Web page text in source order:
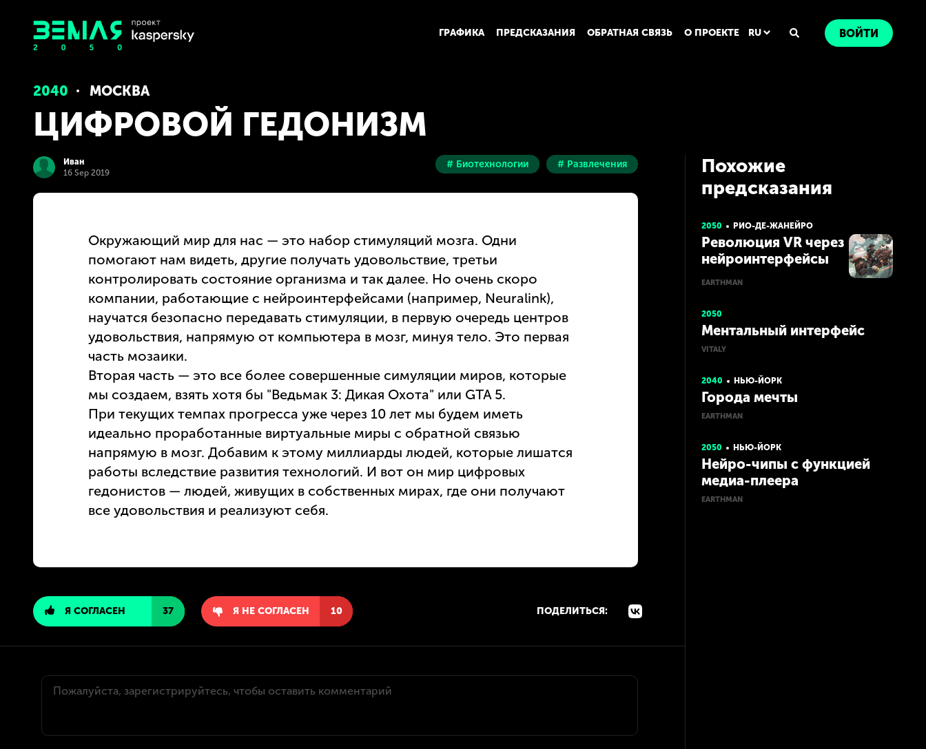
ГРАФИКА ПРЕДСКАЗАНИЯ ОБРАТНАЯ СВЯЗЬ О ПРОЕКТЕ RU ВОЙТИ
2040 МОСКВА
ЦИФРОВОЙ ГЕДОНИЗМ
Иван
16 Sep 2019
# Биотехнологии # Развлечения
Окружающий мир для нас — это набор стимуляций мозга. Одни
помогают нам видеть, другие получать удовольствие, третьи
контролировать состояние организма и так далее. Но очень скоро
компании, работающие с нейроинтерфейсами (например, Neuralink),
научатся безопасно передавать стимуляции, в первую очередь центров
удовольствия, напрямую от компьютера в мозг, минуя тело. Это первая
часть мозаики.
Вторая часть — это все более совершенные симуляции миров, которые
мы создаем, взять хотя бы "Ведьмак 3: Дикая Охота" или GTA 5.
При текущих темпах прогресса уже через 10 лет мы будем иметь
идеально проработанные виртуальные миры с обратной связью
напрямую в мозг. Добавим к этому миллиарды людей, которые лишатся
работы вследствие развития технологий. И вот он мир цифровых
гедонистов — людей, живущих в собственных мирах, где они получают
все удовольствия и реализуют себя.
Я СОГЛАСЕН 37 Я НЕ СОГЛАСЕН 10 ПОДЕЛИТЬСЯ:
Похожие
предсказания
2050 РИО-ДЕ-ЖАНЕЙРО
Революция VR через
нейроинтерфейсы
EARTHMAN
2050
Ментальный интерфейс
VITALY
2040 НЬЮ-ЙОРК
Города мечты
EARTHMAN
2050 НЬЮ-ЙОРК
Нейро-чипы с функцией
медиа-плеера
EARTHMAN